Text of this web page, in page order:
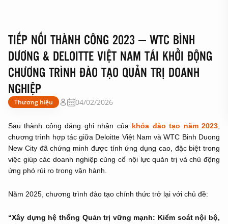
TIẾP NỐI THÀNH CÔNG 2023 – WTC BÌNH
DƯƠNG & DELOITTE VIỆT NAM TÁI KHỞI ĐỘNG
CHƯƠNG TRÌNH ĐÀO TẠO QUẢN TRỊ DOANH
NGHIỆP
Thương hiệu 04/02/2026
Sau thành công đáng ghi nhận của khóa đào tạo năm 2023
chương trình hợp tác giữa Deloitte Việt Nam và WTC Binh Duong
New City đã chứng minh được tính ứng dụng cao, đặc biệt trong
việc giúp các doanh nghiệp củng cố nội lực quản trị và chủ động
ứng phó rủi ro trong vận hành.
Năm 2025, chương trình đào tạo chính thức trở lại với chủ đề:
“Xây dựng hệ thống Quản trị vững mạnh: Kiểm soát nội bộ,